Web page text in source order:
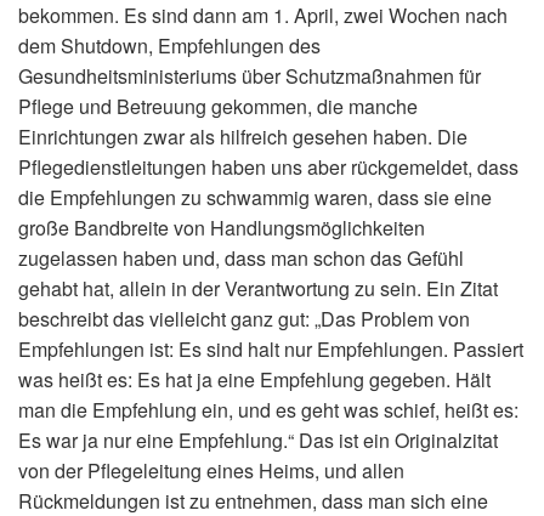
bekommen. Es sind dann am 1. April, zwei Wochen nach
dem Shutdown, Empfehlungen des
Gesundheitsministeriums über Schutzmaßnahmen für
Pflege und Betreuung gekommen, die manche
Einrichtungen zwar als hilfreich gesehen haben. Die
Pflegedienstleitungen haben uns aber rückgemeldet, dass
die Empfehlungen zu schwammig waren, dass sie eine
große Bandbreite von Handlungsmöglichkeiten
zugelassen haben und, dass man schon das Gefühl
gehabt hat, allein in der Verantwortung zu sein. Ein Zitat
beschreibt das vielleicht ganz gut: „Das Problem von
Empfehlungen ist: Es sind halt nur Empfehlungen. Passiert
was heißt es: Es hat ja eine Empfehlung gegeben. Hält
man die Empfehlung ein, und es geht was schief, heißt es:
Es war ja nur eine Empfehlung.“ Das ist ein Originalzitat
von der Pflegeleitung eines Heims, und allen
Rückmeldungen ist zu entnehmen, dass man sich eine